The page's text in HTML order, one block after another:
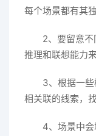
每个场景都有其
2、要留意
推理和联想能力
3、根据一
相关联的线索，
4、场景中